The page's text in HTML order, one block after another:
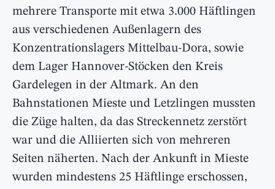
mehrere Transporte mit etwa 3.000 Häftlingen
aus verschiedenen Außenlagern des
Konzentrationslagers Mittelbau-Dora, sowie
dem Lager Hannover-Stöcken den Kreis
Gardelegen in der Altmark. An den
Bahnstationen Mieste und Letzlingen mussten
die Züge halten, da das Streckennetz zerstört
war und die Alliierten sich von mehreren
Seiten näherten. Nach der Ankunft in Mieste
wurden mindestens 25 Häftlinge erschossen,